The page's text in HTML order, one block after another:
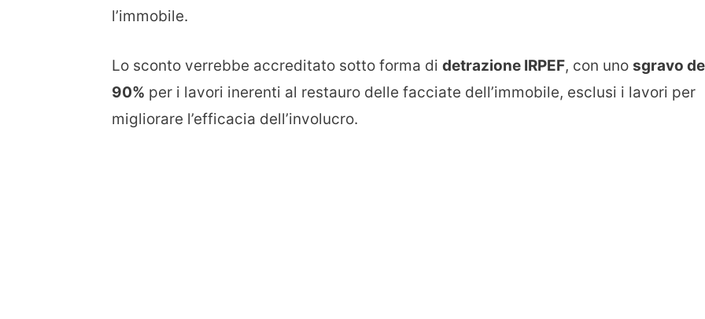
l’immobile.
Lo sconto verrebbe accreditato sotto forma di detrazione IRPEF, con uno sgravo
90% per i lavori inerenti al restauro delle facciate dell’immobile, esclusi i lavori per
migliorare l’efficacia dell’involucro.